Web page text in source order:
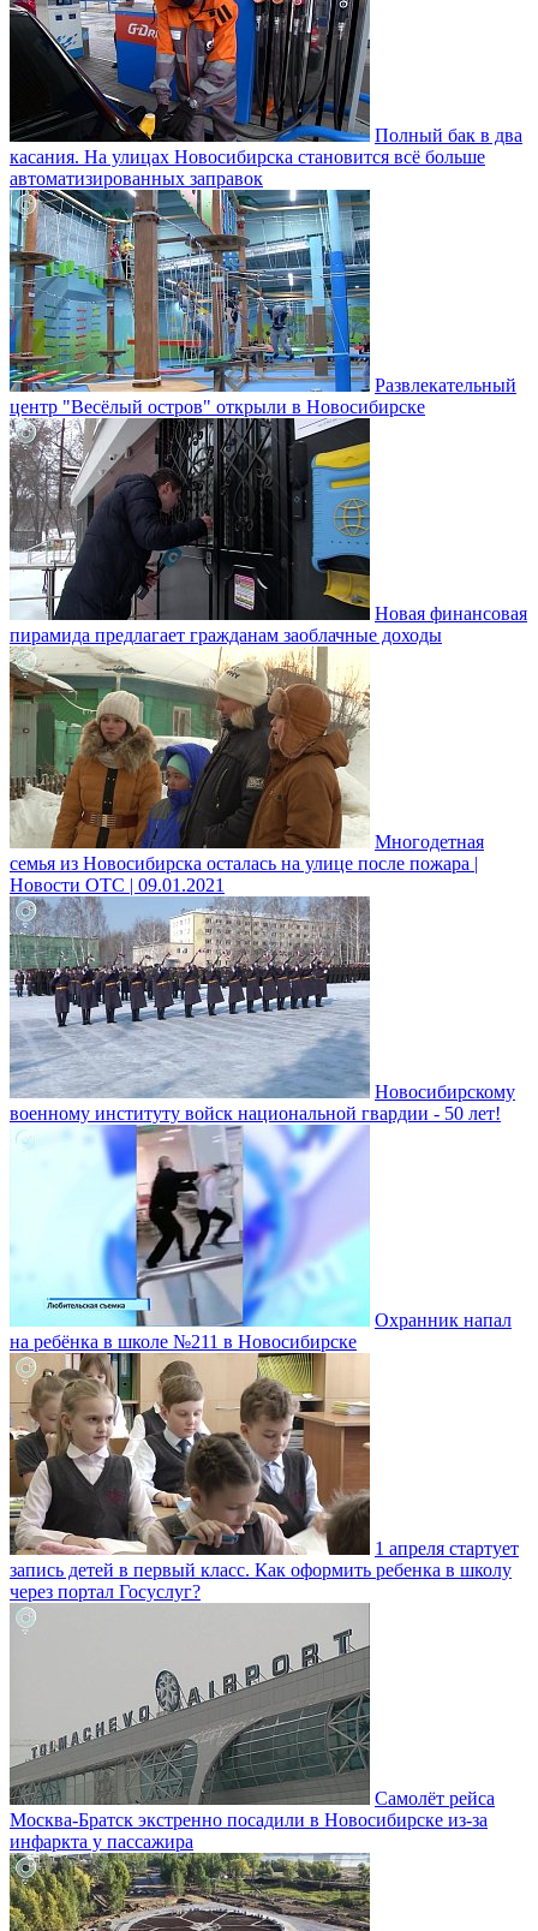
Полный бак в два
касания. На улицах Новосибирска становится всё больше
автоматизированных заправок
Развлекательный
центр "Весёлый остров" открыли в Новосибирске
Новая финансовая
пирамида предлагает гражданам заоблачные доходы
Многодетная
семья из Новосибирска осталась на улице после пожара |
Новости ОТС | 09.01.2021
Новосибирскому
военному институту войск национальной гвардии - 50 лет!
Охранник напал
на ребёнка в школе №211 в Новосибирске
1 апреля стартует
запись детей в первый класс. Как оформить ребенка в школу
через портал Госуслуг?
Самолёт рейса
Москва-Братск экстренно посадили в Новосибирске из-за
инфаркта у пассажира